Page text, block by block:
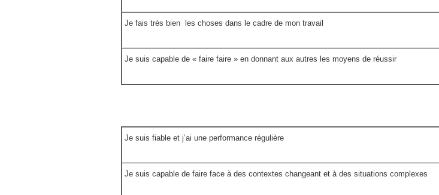
Je fais très bien les choses dans le cadre de mon travail
Je suis capable de « faire faire » en donnant aux autres les moyens de réussir
Je suis fiable et j’ai une performance régulière
Je suis capable de faire face à des contextes changeant et à des situations complexes